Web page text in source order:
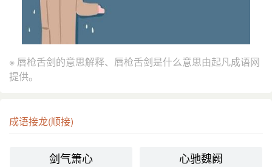
※ 唇枪舌剑的意思解释、唇枪舌剑是什么意思由起凡成语网
提供。
成语接龙(顺接)
剑气箫心
心驰魏阙